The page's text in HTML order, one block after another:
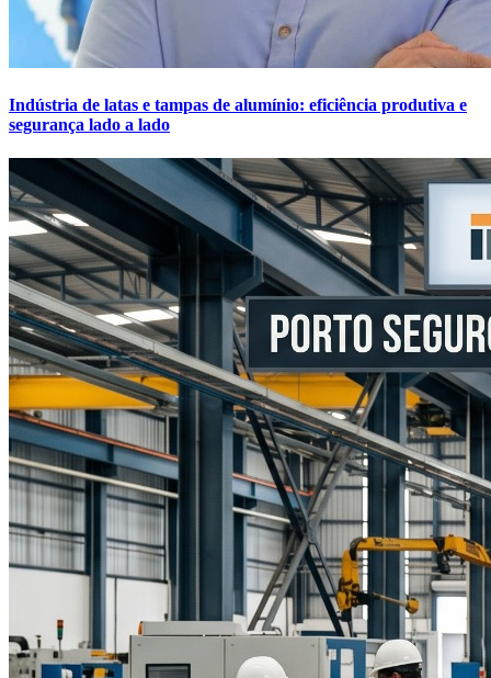
Indústria de latas e tampas de alumínio: eficiência produtiva e
segurança lado a lado